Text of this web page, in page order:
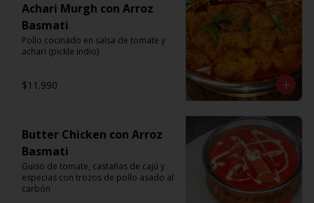
Achari Murgh con Arroz
Basmati
Pollo cocinado en salsa de tomate y
achari (pickle indio)
$11.990
Butter Chicken con Arroz
Basmati
Guiso de tomate, castañas de cajú y
especias con trozos de pollo asado al
carbón